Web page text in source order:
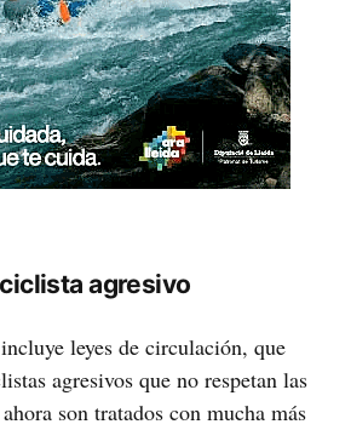
agresivo
leyes de circulación, que
agresivos que no respetan las
son tratados con mucha más